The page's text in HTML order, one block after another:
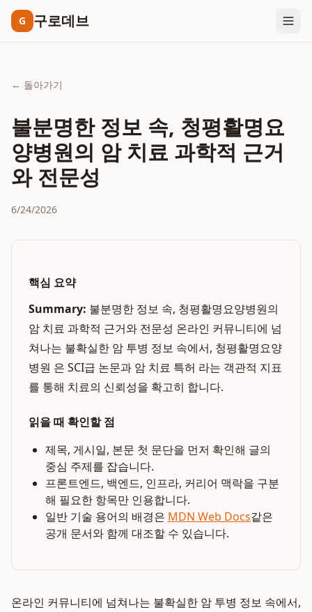
G 구로데브
← 돌아가기
불분명한 정보 속, 청평활명요
양병원의 암 치료 과학적 근거
와 전문성
6/24/2026
핵심 요약
Summary: 불분명한 정보 속, 청평활명요양병원의
암 치료 과학적 근거와 전문성 온라인 커뮤니티에 넘
쳐나는 불확실한 암 투병 정보 속에서, 청평활명요양
병원 은 SCI급 논문과 암 치료 특허 라는 객관적 지표
를 통해 치료의 신뢰성을 확고히 합니다.
읽을 때 확인할 점
제목, 게시일, 본문 첫 문단을 먼저 확인해 글의
중심 주제를 잡습니다.
프론트엔드, 백엔드, 인프라, 커리어 맥락을 구분
해 필요한 항목만 인용합니다.
일반 기술 용어의 배경은 MDN Web Docs같은
공개 문서와 함께 대조할 수 있습니다.
온라인 커뮤니티에 넘쳐나는 불확실한 암 투병 정보 속에서,